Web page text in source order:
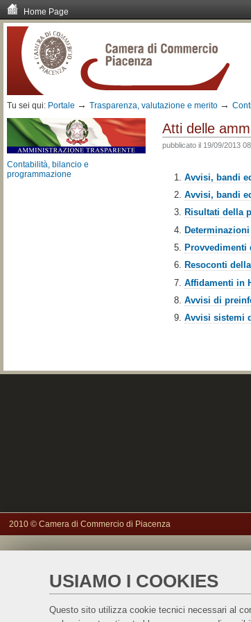
USIAMO I COOKIES
Questo sito utilizza cookie tecnici necessari al
Home Page
contenuti.
Spostati
navigazione
Tu sei qui: Portale → Trasparenza, valutazione e merito →
Contabilità, bilancio e
programmazione
Atti delle
pubblicato il 19/09/2013
Avvisi, bandi
Avvisi, bandi
Risultati della
Provvedimenti
Resoconti
Affidamenti in
Avvisi di
Avvisi sistemi
2010 © Camera di Commercio di Piacenza